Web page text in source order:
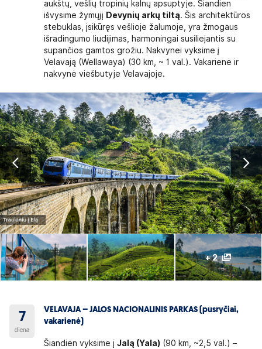
aukštų, vešlių tropinių kalnų apsuptyje. Šiandien
išvysime žymųjį Devynių arkų tiltą. Šis architektūros
stebuklas, įsikūręs vešlioje žalumoje, yra žmogaus
išradingumo liudijimas, harmoningai susiliejantis su
supančios gamtos grožiu. Nakvynei vyksime į
Velavają (Wellawaya) (30 km, ~ 1 val.). Vakarienė ir
nakvynė viešbutyje Velavajoje.
+ 2
7
diena
VELAVAJA – JALOS NACIONALINIS PARKAS (pusryčiai,
vakarienė)
Šiandien vyksime įJalą (Yala) (90 km, ~2,5 val.) –